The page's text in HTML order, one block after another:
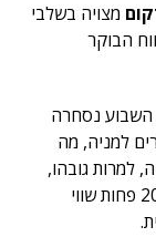
מצויה בשלבי
הבוקר
נסחרה
לפי שווי של 95.71 דולרים למניה, מה
שווי זה, למרות גובהו,
משקף מחצית משווייה בשיאה, ב-2019, וכ-20% פחות שווי